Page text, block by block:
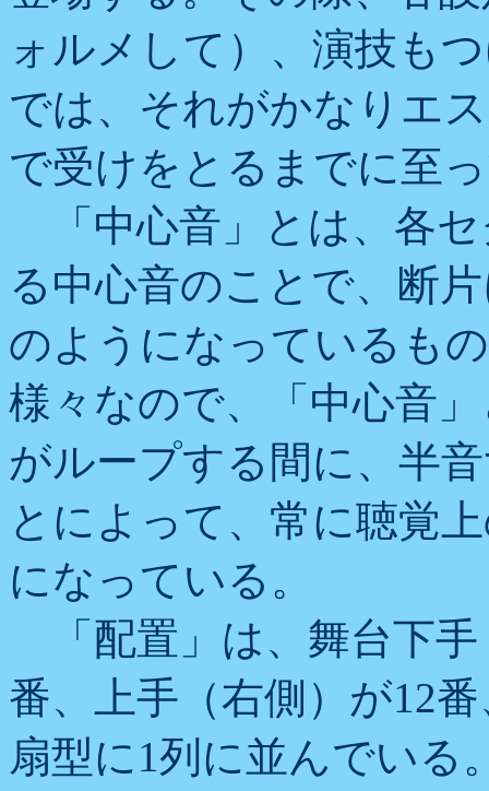
ォルメして）、演技も
では、それがかなりエ
で受けをとるまでに至
「中心音」とは、各
る中心音のことで、断
のようになっているも
様々なので、「中心音
がループする間に、半
とによって、常に聴覚
になっている。
「配置」は、舞台下手
番、上手（右側）が12
扇型に1列に並んでいる